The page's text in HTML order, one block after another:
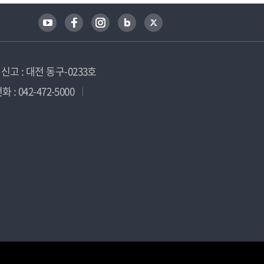
고 : 대전 동구-0233호
: 042-472-5000